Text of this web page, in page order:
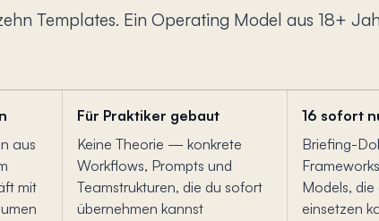
Templates. Ein Operating Model aus 18+
aus
mit
Für Praktiker gebaut
Keine Theorie — konkrete
Workflows, Prompts und
Teamstrukturen, die du sofort
übernehmen kannst
16 sofort
Briefing-
Models, die
einsetzen